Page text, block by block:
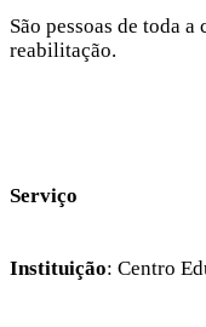
São pessoas de toda
reabilitação.
Serviço
Instituição: Centro